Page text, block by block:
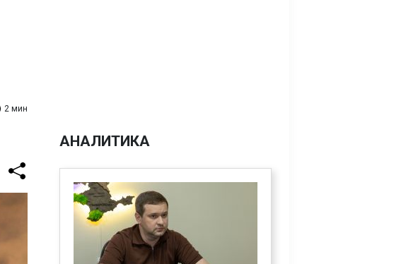
2 мин
АНАЛИТИКА